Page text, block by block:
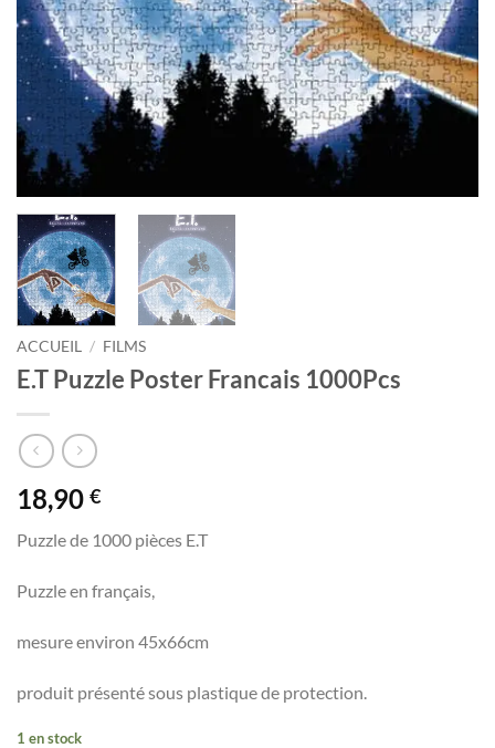
ACCUEIL / FILMS
E.T Puzzle Poster Francais 1000Pcs
18,90 €
Puzzle de 1000 pièces E.T
Puzzle en français,
mesure environ 45x66cm
produit présenté sous plastique de protection.
1 en stock